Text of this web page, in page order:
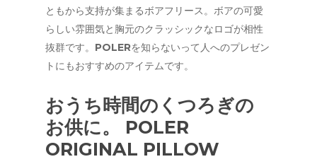
ともから支持が集まるボアフリース。ボアの可愛
らしい雰囲気と胸元のクラッシックなロゴが相性
抜群です。POLERを知らないって人へのプレゼン
トにもおすすめのアイテムです。
おうち時間のくつろぎの
お供に。
POLER
ORIGINAL PILLOW